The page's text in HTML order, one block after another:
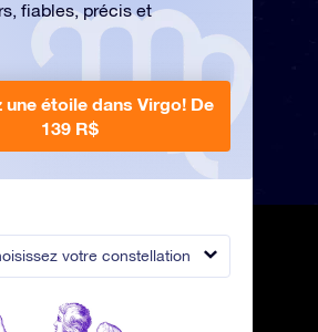
votre constellation
fiables, précis et
une étoile dans Virgo! De
139 R$